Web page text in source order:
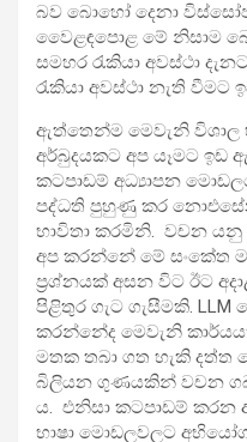
බව බොහෝ දෙනා
වෙ‍ෙළඳපොළ මේ නිසාම
සමහර රැකියා අවස්ථා
රැකියා අවස්ථා නැති
ඇත්තෙන්ම මෙවැනි විශාල
අර්බුදයකට අප යෑමට ඉඩ
කටපාඩම් අධ්‍යාපන
පද්ධති පුහුණු කර
භාවිතා කරමිනි. වචන යනු
අප කරන්නේ මේ සංකේත
ප්‍රශ්නයක් අසන විට ඊට
පිළිතුර ගැට ගැසීමකි.
කරන්නේද මෙවැනි
මතක තබා ගත හැකි දත්ත
බිලියන ගුණයකින් වචන
ය. එනිසා කටපාඩම් කරන
භාෂා මොඩලවලට